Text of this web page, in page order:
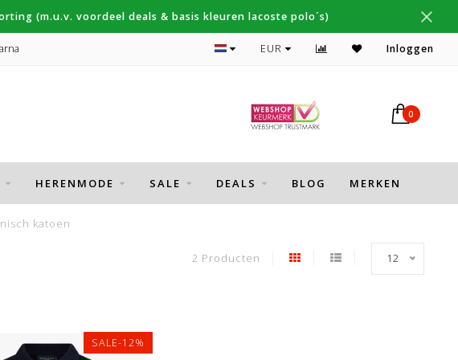
(m.u.v. voordeel deals & basis kleuren lacoste polo´s)
Topmerken Thomas Maine, Cavallaro, Desoto
EUR Inloggen
0
HERENMODE SALE DEALS BLOG MERKEN
katoen
2 Producten 12
SALE-12%